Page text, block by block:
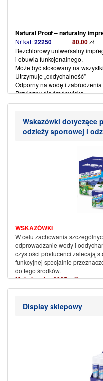
Natural Proof – naturalny
Nr kat:22250 80.00zł
Bezchlorowy uniwersalny
i obuwia funkcjonalnego.
Może być stosowany na
Utrzymuje „oddychalność”
Odporny na wodę i zabrudzenia
Przyjazny dla środowiska.
Wskazówki dotyczące
odzieży sportowej i
WSKAZÓWKI
W celu zachowania
odprowadzanie wody i
czystości producenci zalecają
funkcyjnej specjalnie
do tego środków.
Mały katalog 2025 pdf
(więcej…)
Display sklepowy